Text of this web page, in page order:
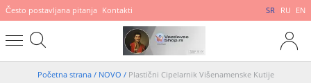
Često postavljana pitanja Kontakti SR RU EN
Početna strana / NOVO / Plastični Cipelarnik Višenamenske Kutije